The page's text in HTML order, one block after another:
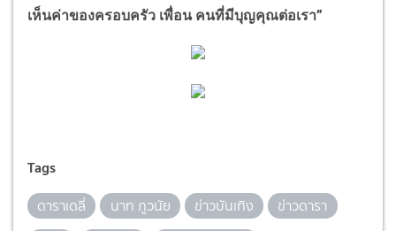
เห็นค่าของครอบครัว เพื่อน คนที่มีบุญคุณต่อเรา”
Tags
ดาราเดลี่ นาท ภูวนัย ข่าวบันเทิง
ข่าวดารา